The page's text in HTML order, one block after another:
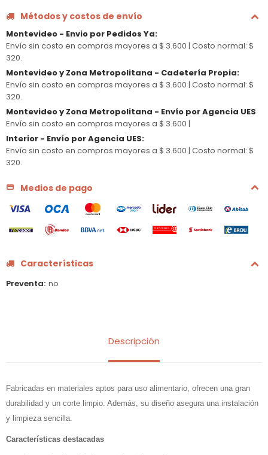
Métodos y costos de envío
Montevideo - Envio por Pedidos Ya:
Envío sin costo en compras mayores a $ 3.600 | Costo normal: $
320.
Montevideo y Zona Metropolitana - Cadetería Propia:
Envío sin costo en compras mayores a $ 3.600 | Costo normal: $
320.
Montevideo y Zona Metropolitana - Envío por Agencia UES
Envío sin costo en compras mayores a $ 3.600 |
Interior - Envío por Agencia UES:
Envío sin costo en compras mayores a $ 3.600 | Costo normal: $
320.
Medios de pago
Características
Preventa no
Descripción
Fabricadas en materiales aptos para uso alimentario, ofrecen una gran
durabilidad y un corte limpio. Además, su diseño asegura una instalación
y limpieza sencilla.
Características destacadas